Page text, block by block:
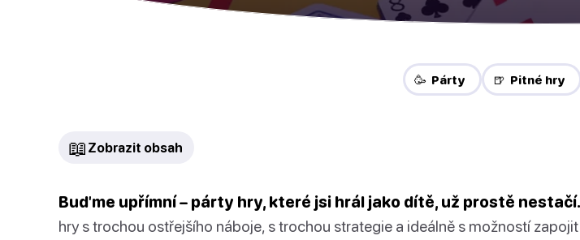
🥳 Párty 🍺 Pitné hry
📖 Zobrazit obsah
Buďme upřímní – párty hry, které jsi hrál jako dítě, už prostě nestačí.
hry s trochou ostřejšího náboje, s trochou strategie a ideálně s možností